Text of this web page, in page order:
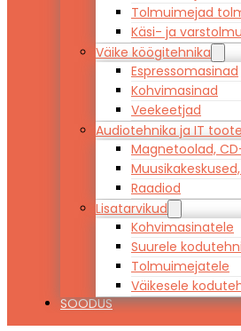
Tolmuimejad
Käsi- ja
Väike köögitehnika
Espressomasinad
Kohvimasinad
Veekeetjad
Audiotehnika ja IT
Magnetoolad,
Raadiod
Lisatarvikud
Kohvimasinatele
Suurele
Tolmuimejatele
Väikesele
SOODUS